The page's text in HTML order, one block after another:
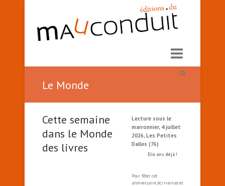
Le Monde
Cette semaine
dans le Monde
des livres
Lecture sous le
marronnier, 4 juillet
2026, Les Petites
Dalles (76)
Dix ans déjà !
Pour fêter cet
anniversaire, écrivain.es et